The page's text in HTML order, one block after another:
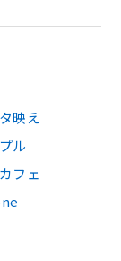
映え
ル
カフェ